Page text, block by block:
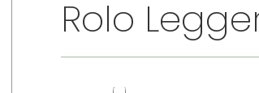
Rolo